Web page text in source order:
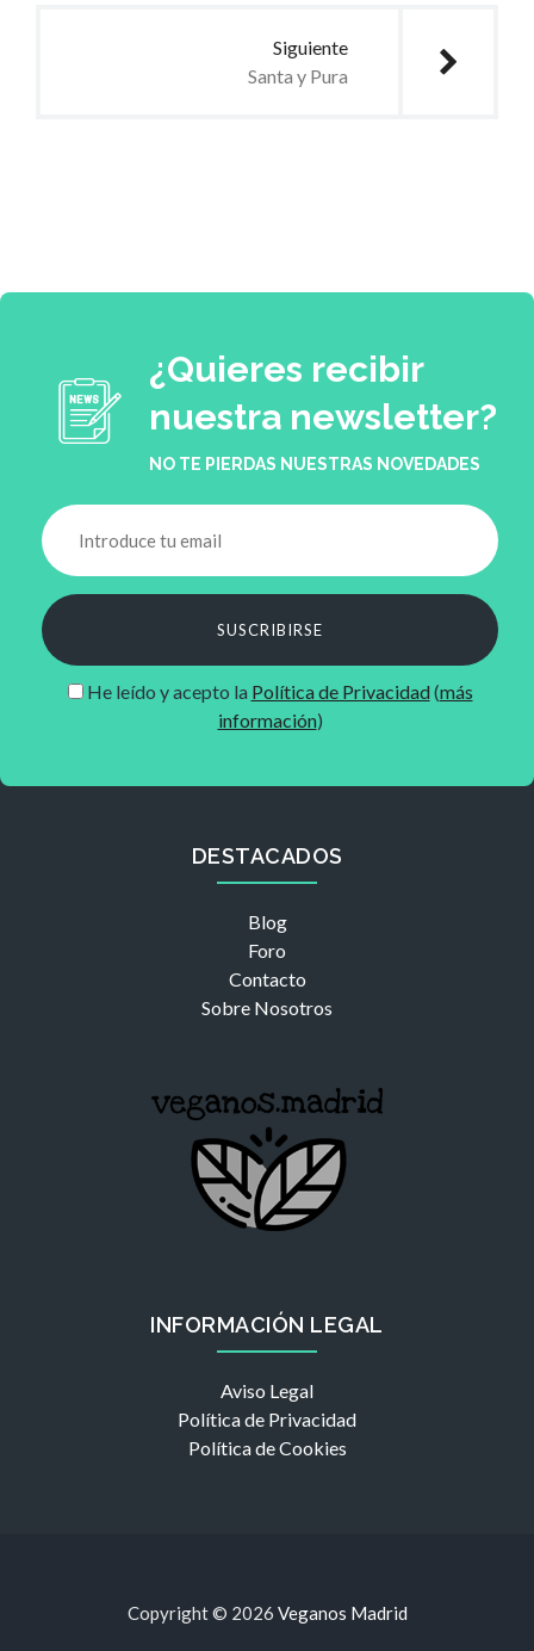
Siguiente
Santa y Pura
¿Quieres recibir
nuestra newsletter?
NO TE PIERDAS NUESTRAS NOVEDADES
SUSCRIBIRSE
He leído y acepto la Política de Privacidad(más
información)
DESTACADOS
Blog
Foro
Contacto
Sobre Nosotros
INFORMACIÓN LEGAL
Aviso Legal
Política de Privacidad
Política de Cookies
Copyright © 2026 Veganos Madrid